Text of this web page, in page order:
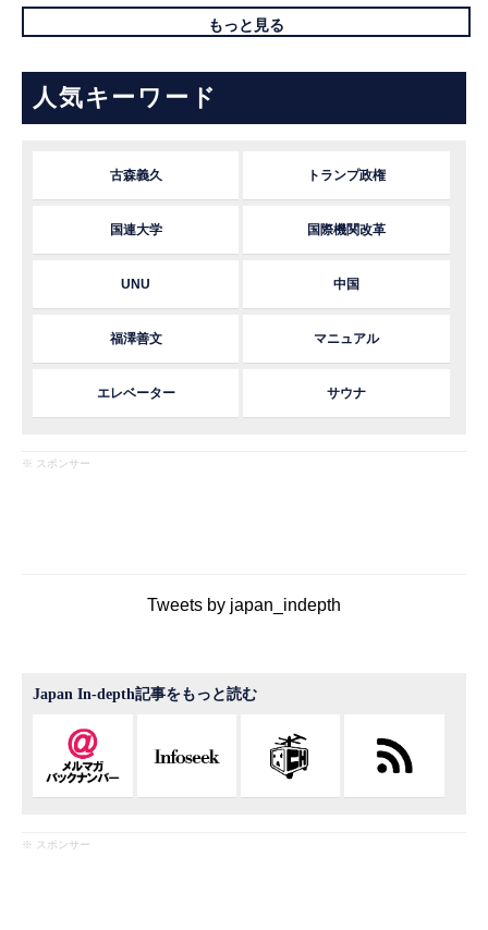
もっと見る
人気キーワード
古森義久 トランプ政権
国連大学 国際機関改革
UNU 中国
福澤善文 マニュアル
エレベーター サウナ
※ スポンサー
Tweets by japan_indepth
Japan In-depth記事をもっと読む
※ スポンサー